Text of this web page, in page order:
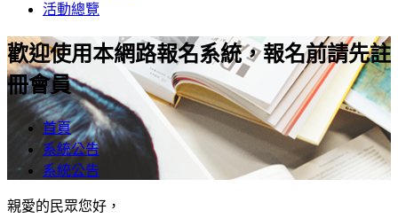
活動總覽
歡迎使用本網路報名系統，報名前請先註
冊會員
首頁
系統公告
系統公告
親愛的民眾您好，